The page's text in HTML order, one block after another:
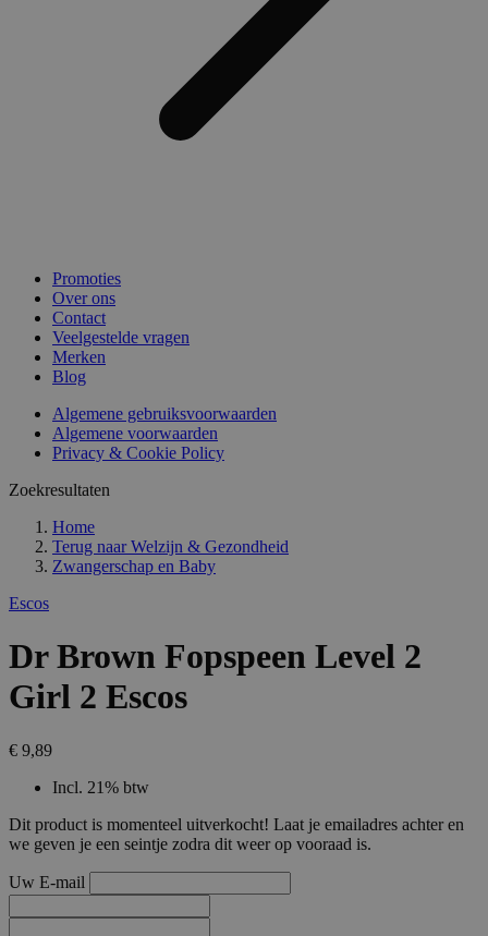
Promoties
Over ons
Contact
Veelgestelde vragen
Merken
Blog
Algemene gebruiksvoorwaarden
Algemene voorwaarden
Privacy & Cookie Policy
Zoekresultaten
Home
Terug naar Welzijn & Gezondheid
Zwangerschap en Baby
Escos
Dr Brown Fopspeen Level 2
Girl 2 Escos
€ 9,89
Incl. 21% btw
Dit product is momenteel uitverkocht! Laat je emailadres achter en
we geven je een seintje zodra dit weer op vooraad is.
Uw E-mail